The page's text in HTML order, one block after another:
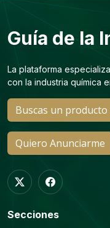
Guía de la
La plataforma
con la industria química
Buscas un
Quiero Anunciarme
Secciones